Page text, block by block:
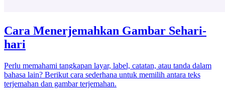
Cara Menerjemahkan Gambar Sehari-
hari
Perlu memahami tangkapan layar, label, catatan, atau tanda dalam
bahasa lain? Berikut cara sederhana untuk memilih antara teks
terjemahan dan gambar terjemahan.